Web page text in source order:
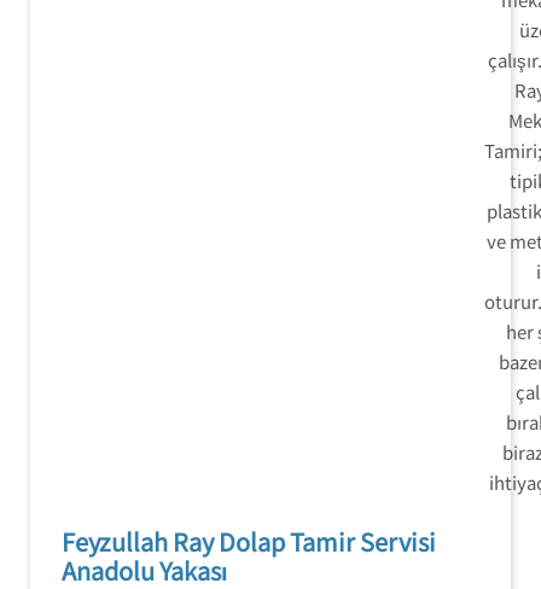
ve
her
Feyzullah Ray Dolap Tamir Servisi
Anadolu Yakası